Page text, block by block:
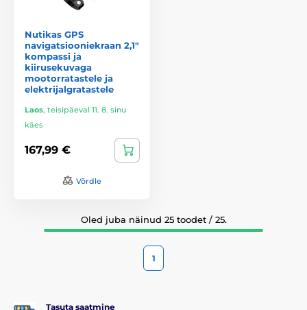
Nutikas GPS
navigatsiooniekraan 2,1"
kompassi ja
kiirusekuvaga
mootorratastele ja
elektrijalgratastele
Laos, teisipäeval 11. 8. sinu
käes
167,99 €
Võrdle
Oled juba näinud 25 toodet / 25.
1
Tasuta saatmine